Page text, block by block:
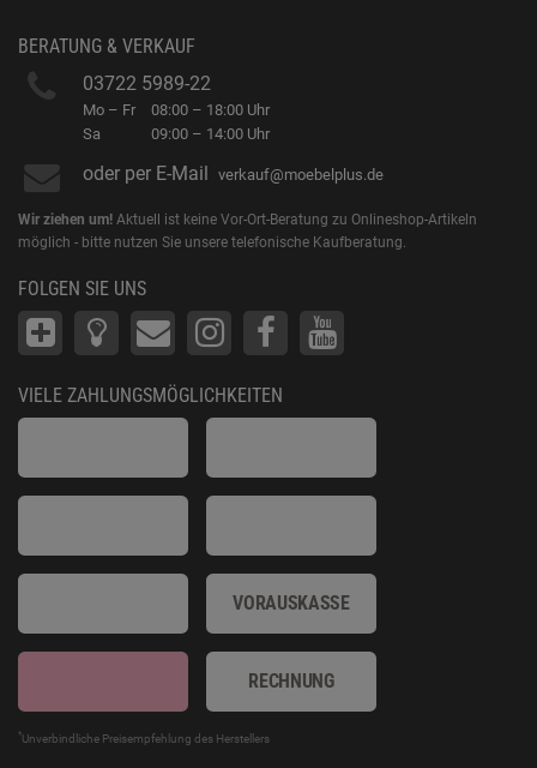
BERATUNG & VERKAUF
03722 5989-22
Mo – Fr
Sa
08:00 – 18:00 Uhr
09:00 – 14:00 Uhr
oder per E-Mail verkauf@moebelplus.de
Wir ziehen um! Aktuell ist keine Vor-Ort-Beratung zu Onlineshop-Artikeln
möglich - bitte nutzen Sie unsere telefonische Kaufberatung.
FOLGEN SIE UNS
VIELE ZAHLUNGSMÖGLICHKEITEN
VORAUSKASSE
RECHNUNG
*Unverbindliche Preisempfehlung des Herstellers